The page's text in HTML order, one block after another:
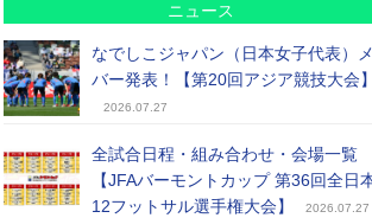
ニュース
なでしこジャパン（日本女子代表）
バー発表！【第20回アジア競技大会】
2026.07.27
全試合日程・組み合わせ・会場一覧
【JFAバーモントカップ 第36回全日
12フットサル選手権大会】
2026.07.27